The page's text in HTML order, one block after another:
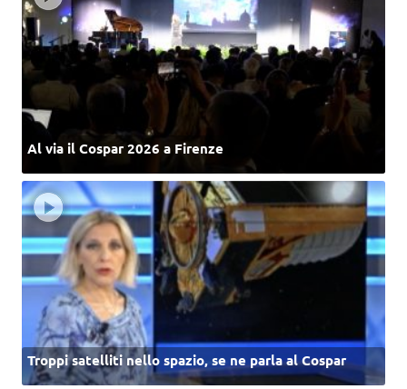
Al via il Cospar 2026 a Firenze
Troppi satelliti nello spazio, se ne parla al Cospar